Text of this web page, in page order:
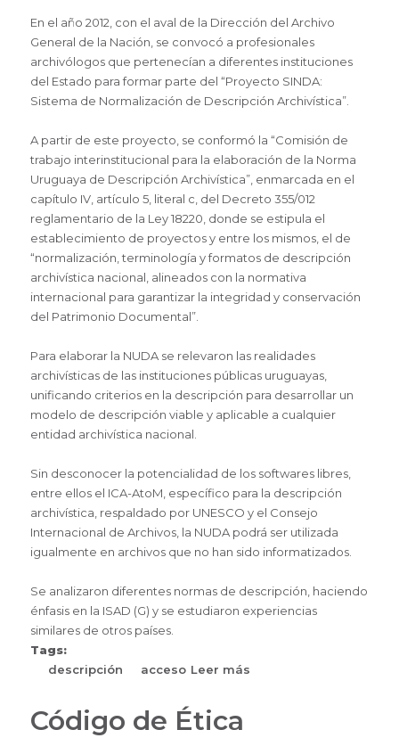
En el año 2012, con el aval de la Dirección del Archivo
General de la Nación, se convocó a profesionales
archivólogos que pertenecían a diferentes instituciones
del Estado para formar parte del “Proyecto SINDA:
Sistema de Normalización de Descripción Archivística”.
A partir de este proyecto, se conformó la “Comisión de
trabajo interinstitucional para la elaboración de la Norma
Uruguaya de Descripción Archivística”, enmarcada en el
capítulo IV, artículo 5, literal c, del Decreto 355/012
reglamentario de la Ley 18220, donde se estipula el
establecimiento de proyectos y entre los mismos, el de
“normalización, terminología y formatos de descripción
archivística nacional, alineados con la normativa
internacional para garantizar la integridad y conservación
del Patrimonio Documental”.
Para elaborar la NUDA se relevaron las realidades
archivísticas de las instituciones públicas uruguayas,
unificando criterios en la descripción para desarrollar un
modelo de descripción viable y aplicable a cualquier
entidad archivística nacional.
Sin desconocer la potencialidad de los softwares libres,
entre ellos el ICA-AtoM, específico para la descripción
archivística, respaldado por UNESCO y el Consejo
Internacional de Archivos, la NUDA podrá ser utilizada
igualmente en archivos que no han sido informatizados.
Se analizaron diferentes normas de descripción, haciendo
énfasis en la ISAD (G) y se estudiaron experiencias
similares de otros países.
Tags:
descripción
acceso Leer más
Código de Ética